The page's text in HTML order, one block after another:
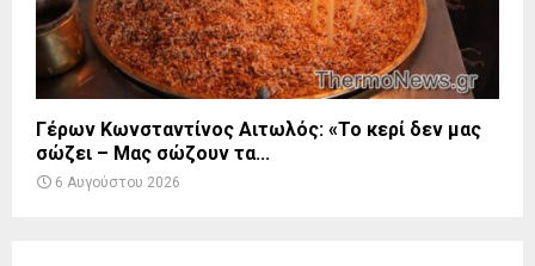
Γέρων Κωνσταντίνος Αιτωλός: «Το κερί δεν μας
σώζει – Μας σώζουν τα...
6 Αυγούστου 2026